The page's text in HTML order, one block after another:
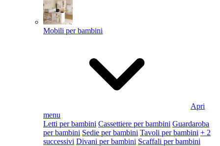
Mobili per bambini
Apri
menu
Letti per bambini Cassettiere per bambini Guardaroba
per bambini Sedie per bambini Tavoli per bambini + 2
successivi Divani per bambini Scaffali per bambini